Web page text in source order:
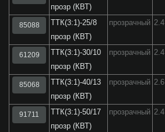
прозр (КВТ)
85088
ТТК(3:1)-25/8
прозр (КВТ)
прозрачный 2.4
61209
ТТК(3:1)-30/10
прозр (КВТ)
прозрачный 2.4
85068
ТТК(3:1)-40/13
прозр (КВТ)
прозрачный 2.6
91711
ТТК(3:1)-50/17
прозр (КВТ)
прозрачный 2.4